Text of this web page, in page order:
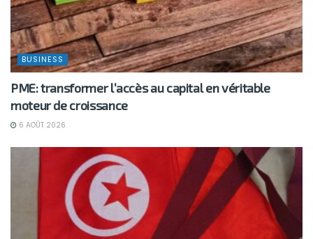
BUSINESS
PME: transformer l’accès au capital en véritable
moteur de croissance
6 AOÛT 2026